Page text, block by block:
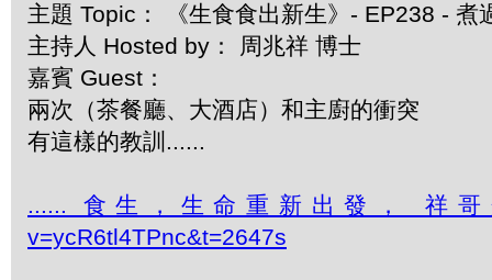
主題 Topic： 《生食食出新生》- EP238 - 煮
主持人 Hosted by： 周兆祥 博士
嘉賓 Guest：
兩次（茶餐廳、大酒店）和主廚的衝突
有這樣的教訓......
...... 食生，生命重新出發， 祥哥介
v=ycR6tl4TPnc&t=2647s